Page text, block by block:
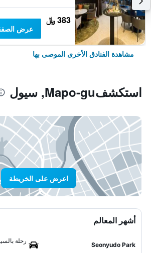
383 ﷼
عرض
مشاهدة الفنادق الأخرى الموصى بها
استكشفMapo-gu, سيول
اعرض على الخريطة
أشهر المعالم
Seonyudo Park
رحلة بالسيارة